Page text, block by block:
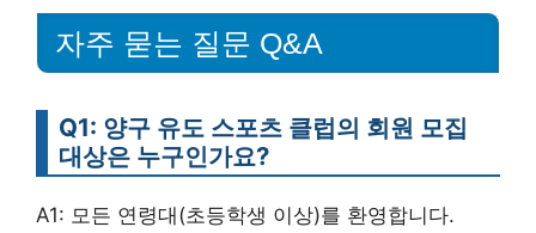
자주 묻는 질문 Q&A
Q1: 양구 유도 스포츠 클럽의 회원 모집
대상은 누구인가요?
A1: 모든 연령대(초등학생 이상)를 환영합니다.